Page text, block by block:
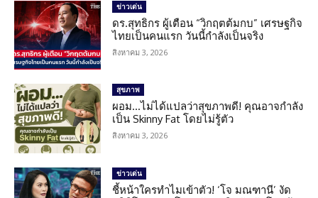
ข่าวเด่น
ดร.สุทธิกร ผู้เตือน “วิกฤตต้มกบ” เศรษฐกิจ
ไทยเป็นคนแรก วันนี้กำลังเป็นจริง
สิงหาคม 3, 2026
สุขภาพ
ผอม…ไม่ได้แปลว่าสุขภาพดี! คุณอาจกำลัง
เป็น Skinny Fat โดยไม่รู้ตัว
สิงหาคม 3, 2026
ข่าวเด่น
ชี้หน้าใครทำไมเข้าตัว! ‘โจ มณฑานี’ งัด